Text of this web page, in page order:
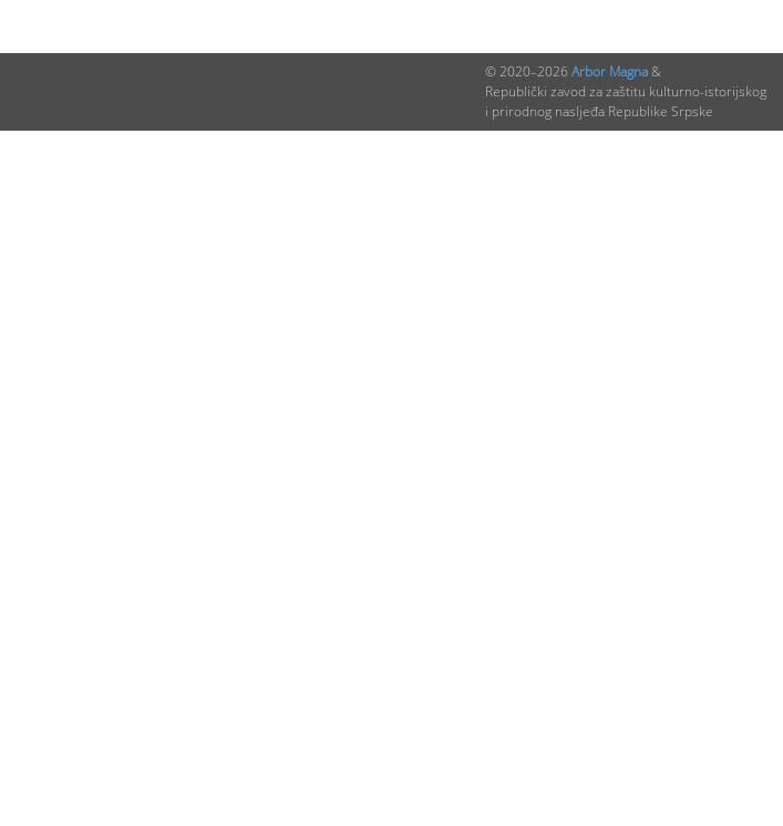
© 2020–2026 Arbor Magna&
Republički zavod za zaštitu kulturno-istorijskog
i prirodnog nasljeđa Republike Srpske